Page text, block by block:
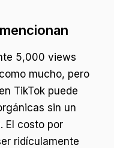
5,000 views
mucho, pero
TikTok puede
sin un
El costo por
ridículamente